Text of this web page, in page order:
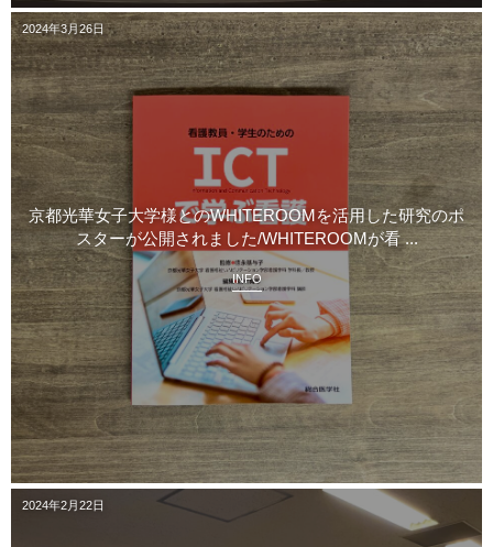
2024年3月26日
京都光華女子大学様とのWHITEROOMを活用した研究のポ
スターが公開されました/WHITEROOMが看 ...
INFO
2024年2月22日